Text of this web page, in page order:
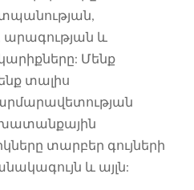
և
Մենք
տալիս
տարբեր գույների
և այլն: